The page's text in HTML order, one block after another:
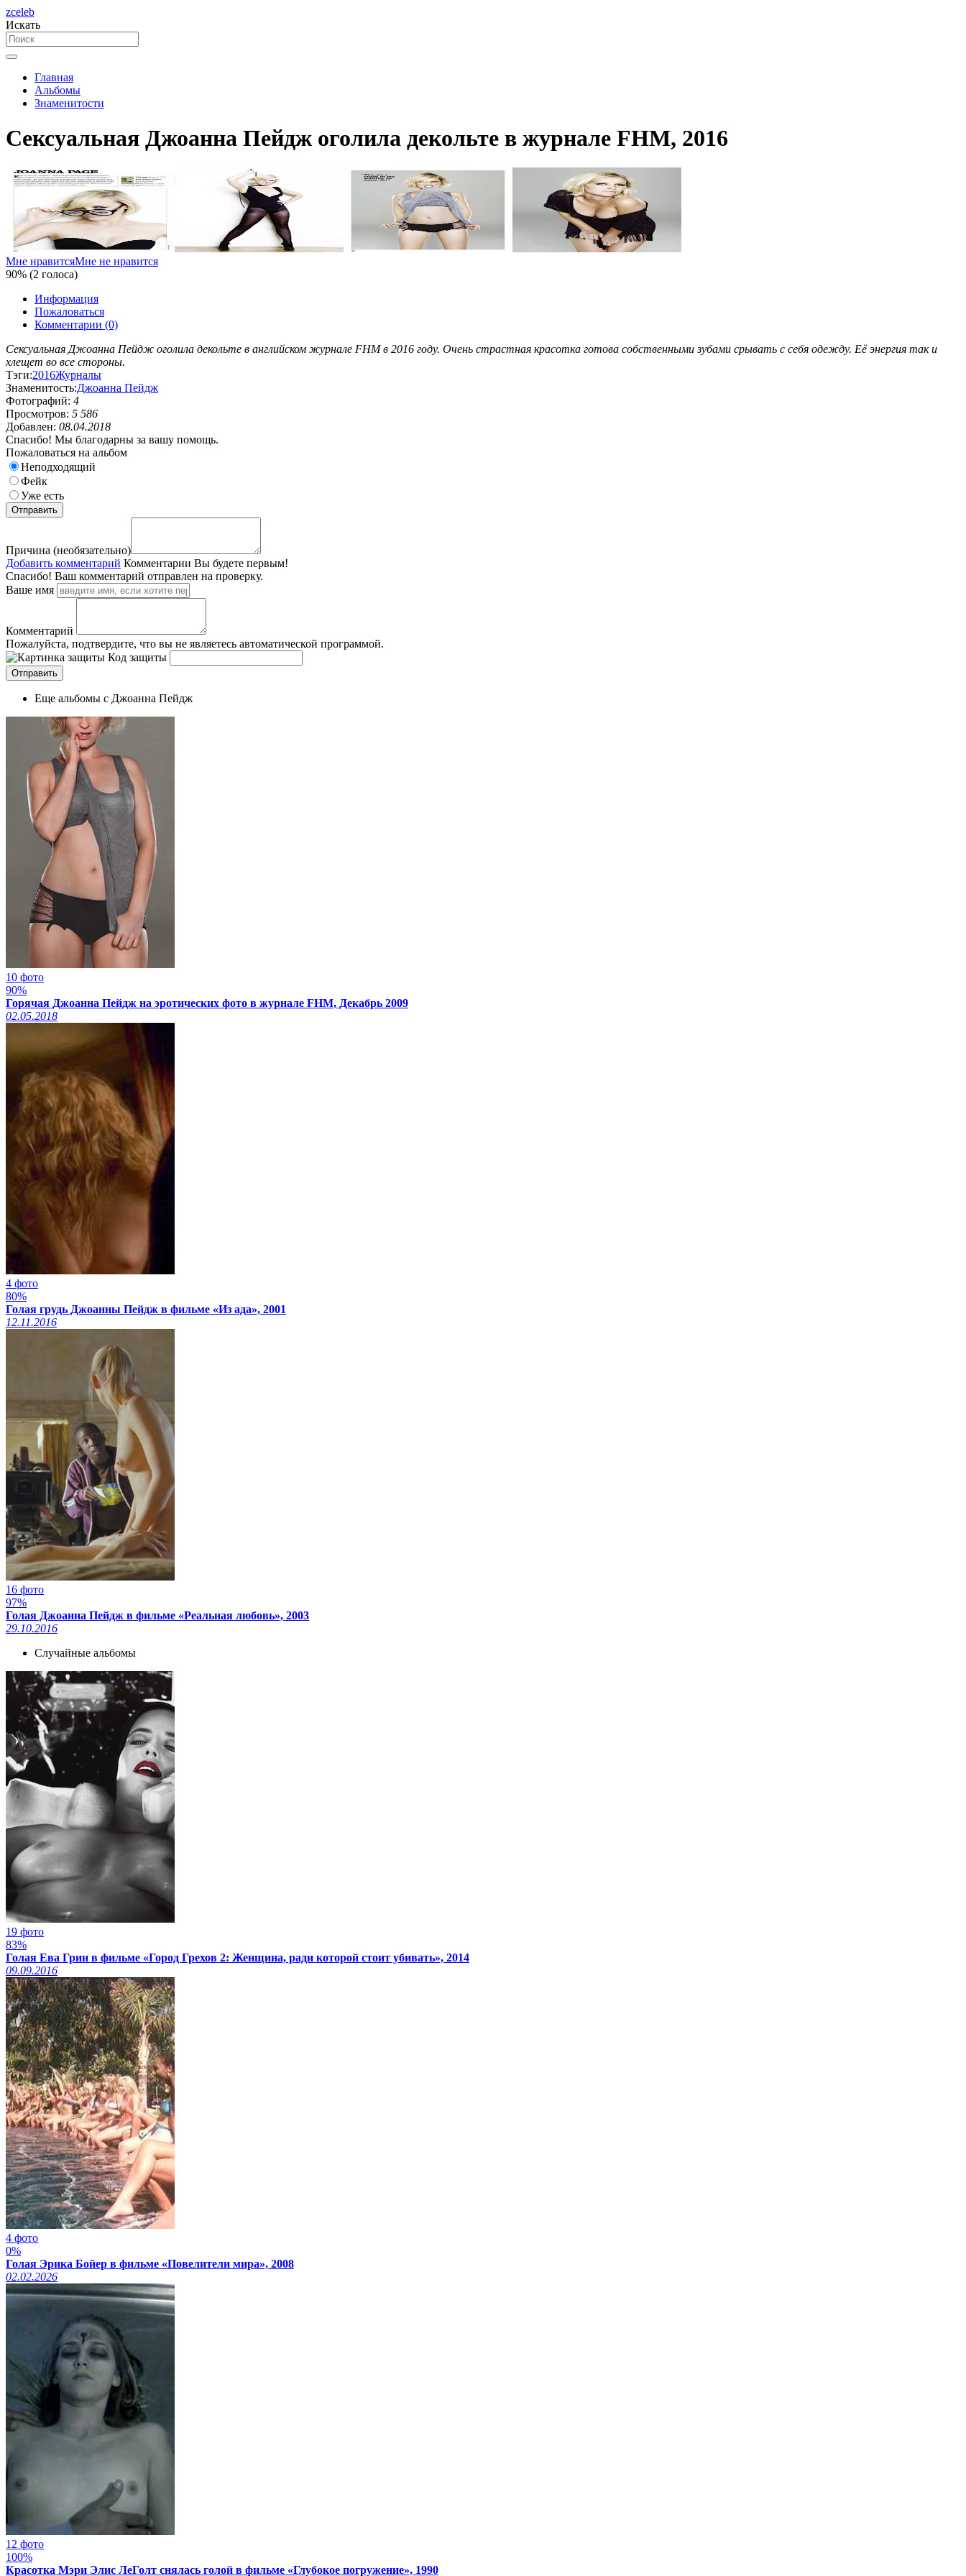
zceleb
Искать
Главная
Альбомы
Знаменитости
Сексуальная Джоанна Пейдж оголила декольте в журнале FHM, 2016
Мне нравитсяМне не нравится
90% (2 голоса)
Информация
Пожаловаться
Комментарии (0)
Сексуальная Джоанна Пейдж оголила декольте в английском журнале FHM в 2016 году. Очень страстная красотка готова собственными зубами срывать с себя одежду. Её энергия так и
хлещет во все стороны.
Тэги:2016Журналы
Знаменитость:Джоанна Пейдж
Фотографий: 4
Просмотров: 5 586
Добавлен: 08.04.2018
Спасибо! Мы благодарны за вашу помощь.
Пожаловаться на альбом
Неподходящий
Фейк
Уже есть
Причина (необязательно)
Добавить комментарий Комментарии Вы будете первым!
Спасибо! Ваш комментарий отправлен на проверку.
Ваше имя
Комментарий
Пожалуйста, подтвердите, что вы не являетесь автоматической программой.
Код защиты
Еще альбомы с Джоанна Пейдж
10 фото
90%
Горячая Джоанна Пейдж на эротических фото в журнале FHM, Декабрь 2009
02.05.2018
4 фото
80%
Голая грудь Джоанны Пейдж в фильме «Из ада», 2001
12.11.2016
16 фото
97%
Голая Джоанна Пейдж в фильме «Реальная любовь», 2003
29.10.2016
Случайные альбомы
19 фото
83%
Голая Ева Грин в фильме «Город Грехов 2: Женщина, ради которой стоит убивать», 2014
09.09.2016
4 фото
0%
Голая Эрика Бойер в фильме «Повелители мира», 2008
02.02.2026
12 фото
100%
Красотка Мэри Элис ЛеГолт снялась голой в фильме «Глубокое погружение», 1990